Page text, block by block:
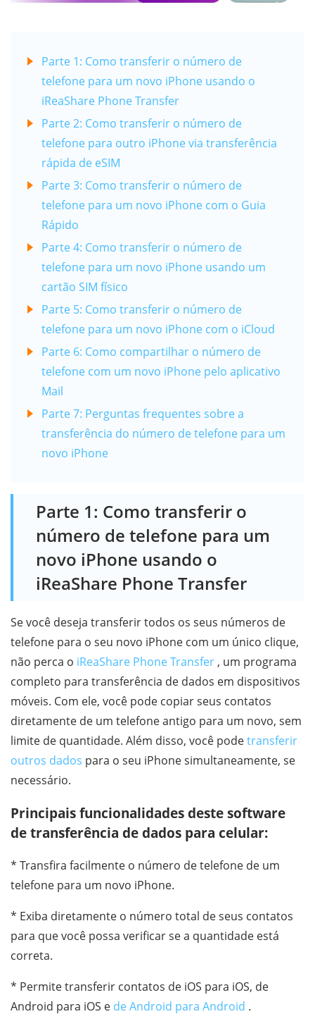
Parte 1: Como transferir o número de
telefone para um novo iPhone usando o
iReaShare Phone Transfer
Parte 2: Como transferir o número de
telefone para outro iPhone via transferência
rápida de eSIM
Parte 3: Como transferir o número de
telefone para um novo iPhone com o Guia
Rápido
Parte 4: Como transferir o número de
telefone para um novo iPhone usando um
cartão SIM físico
Parte 5: Como transferir o número de
telefone para um novo iPhone com o iCloud
Parte 6: Como compartilhar o número de
telefone com um novo iPhone pelo aplicativo
Mail
Parte 7: Perguntas frequentes sobre a
transferência do número de telefone para um
novo iPhone
Parte 1: Como transferir o
número de telefone para um
novo iPhone usando o
iReaShare Phone Transfer
Se você deseja transferir todos os seus números de
telefone para o seu novo iPhone com um único clique,
não perca o iReaShare Phone Transfer , um programa
completo para transferência de dados em dispositivos
móveis. Com ele, você pode copiar seus contatos
diretamente de um telefone antigo para um novo, sem
limite de quantidade. Além disso, você podetransferir
outros dados para o seu iPhone simultaneamente, se
necessário.
Principais funcionalidades deste software
de transferência de dados para celular:
* Transfira facilmente o número de telefone de um
telefone para um novo iPhone.
* Exiba diretamente o número total de seus contatos
para que você possa verificar se a quantidade está
correta.
* Permite transferir contatos de iOS para iOS, de
Android para iOS e de Android para Android .